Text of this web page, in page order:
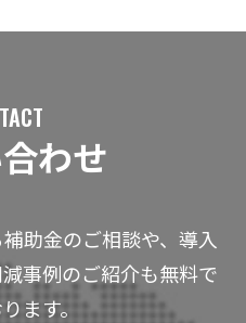
わせ
助金のご相談や、導入
事例のご紹介も無料で
ます。